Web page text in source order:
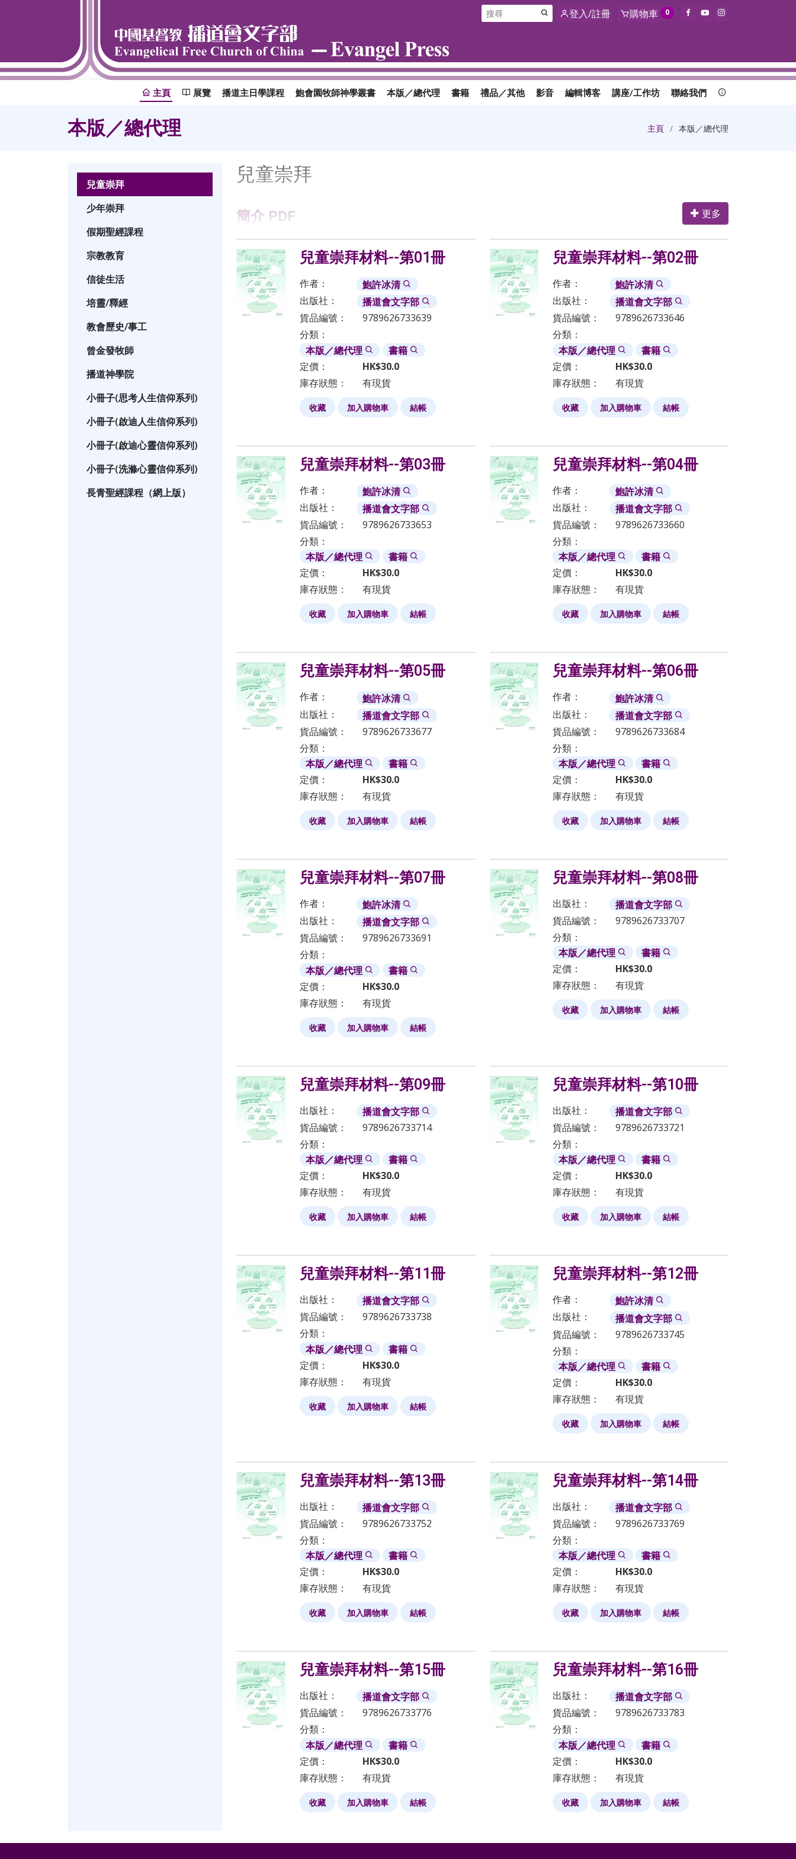
登入/註冊 購物車 0
主頁 展覽 播道主日學課程 鮑會園牧師神學叢書 本版／總代理 書籍 禮品／其他 影音 編輯博客 講座/工作坊 聯絡我們
本版／總代理 主頁 本版／總代理
兒童崇拜
少年崇拜
假期聖經課程
宗教教育
信徒生活
培靈/釋經
教會歷史/事工
曾金發牧師
播道神學院
小冊子(思考人生信仰系列)
小冊子(啟迪人生信仰系列)
小冊子(啟迪心靈信仰系列)
小冊子(洗滌心靈信仰系列)
長青聖經課程（網上版）
兒童崇拜
簡介 PDF 更多
兒童崇拜材料--第01冊
作者：
鮑許冰清
出版社：
播道會文字部
貨品編號：
9789626733639
分類：
本版／總代理
書籍
定價：
HK$30.0
庫存狀態：
有現貨
收藏 加入購物車 結帳
兒童崇拜材料--第02冊
作者：
鮑許冰清
出版社：
播道會文字部
貨品編號：
9789626733646
分類：
本版／總代理
書籍
定價：
HK$30.0
庫存狀態：
有現貨
收藏 加入購物車 結帳
兒童崇拜材料--第03冊
作者：
鮑許冰清
出版社：
播道會文字部
貨品編號：
9789626733653
分類：
本版／總代理
書籍
定價：
HK$30.0
庫存狀態：
有現貨
收藏 加入購物車 結帳
兒童崇拜材料--第04冊
作者：
鮑許冰清
出版社：
播道會文字部
貨品編號：
9789626733660
分類：
本版／總代理
書籍
定價：
HK$30.0
庫存狀態：
有現貨
收藏 加入購物車 結帳
兒童崇拜材料--第05冊
作者：
鮑許冰清
出版社：
播道會文字部
貨品編號：
9789626733677
分類：
本版／總代理
書籍
定價：
HK$30.0
庫存狀態：
有現貨
收藏 加入購物車 結帳
兒童崇拜材料--第06冊
作者：
鮑許冰清
出版社：
播道會文字部
貨品編號：
9789626733684
分類：
本版／總代理
書籍
定價：
HK$30.0
庫存狀態：
有現貨
收藏 加入購物車 結帳
兒童崇拜材料--第07冊
作者：
鮑許冰清
出版社：
播道會文字部
貨品編號：
9789626733691
分類：
本版／總代理
書籍
定價：
HK$30.0
庫存狀態：
有現貨
收藏 加入購物車 結帳
兒童崇拜材料--第08冊
出版社：
播道會文字部
貨品編號：
9789626733707
分類：
本版／總代理
書籍
定價：
HK$30.0
庫存狀態：
有現貨
收藏 加入購物車 結帳
兒童崇拜材料--第09冊
出版社：
播道會文字部
貨品編號：
9789626733714
分類：
本版／總代理
書籍
定價：
HK$30.0
庫存狀態：
有現貨
收藏 加入購物車 結帳
兒童崇拜材料--第10冊
出版社：
播道會文字部
貨品編號：
9789626733721
分類：
本版／總代理
書籍
定價：
HK$30.0
庫存狀態：
有現貨
收藏 加入購物車 結帳
兒童崇拜材料--第11冊
出版社：
播道會文字部
貨品編號：
9789626733738
分類：
本版／總代理
書籍
定價：
HK$30.0
庫存狀態：
有現貨
收藏 加入購物車 結帳
兒童崇拜材料--第12冊
作者：
鮑許冰清
出版社：
播道會文字部
貨品編號：
9789626733745
分類：
本版／總代理
書籍
定價：
HK$30.0
庫存狀態：
有現貨
收藏 加入購物車 結帳
兒童崇拜材料--第13冊
出版社：
播道會文字部
貨品編號：
9789626733752
分類：
本版／總代理
書籍
定價：
HK$30.0
庫存狀態：
有現貨
收藏 加入購物車 結帳
兒童崇拜材料--第14冊
出版社：
播道會文字部
貨品編號：
9789626733769
分類：
本版／總代理
書籍
定價：
HK$30.0
庫存狀態：
有現貨
收藏 加入購物車 結帳
兒童崇拜材料--第15冊
出版社：
播道會文字部
貨品編號：
9789626733776
分類：
本版／總代理
書籍
定價：
HK$30.0
庫存狀態：
有現貨
收藏 加入購物車 結帳
兒童崇拜材料--第16冊
出版社：
播道會文字部
貨品編號：
9789626733783
分類：
本版／總代理
書籍
定價：
HK$30.0
庫存狀態：
有現貨
收藏 加入購物車 結帳